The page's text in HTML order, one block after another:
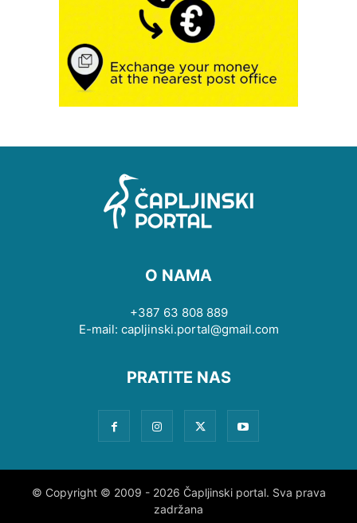
O NAMA
+387 63 808 889
E-mail: capljinski.portal@gmail.com
PRATITE NAS
© Copyright © 2009 - 2026 Čapljinski portal. Sva prava
zadržana